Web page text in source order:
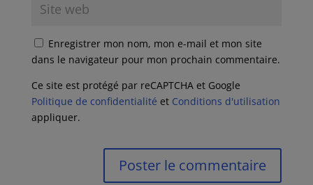
Enregistrer mon nom, mon e-mail et mon site
dans le navigateur pour mon prochain commentaire.
Ce site est protégé par reCAPTCHA et Google
Politique de confidentialité et Conditions d'utilisation
appliquer.